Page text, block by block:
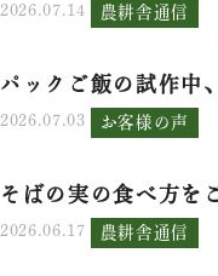
2026.07.14 農耕舎通信
パックご飯の試作
2026.07.03 お客様の声
そばの実の食べ方を
2026.06.17 農耕舎通信